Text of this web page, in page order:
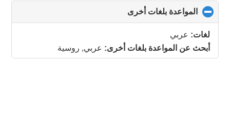
المواعدة بلغات أخرى
to
contents
لغات: عربي
أبحث عن المواعدة بلغات أخرى: عربي, روسية